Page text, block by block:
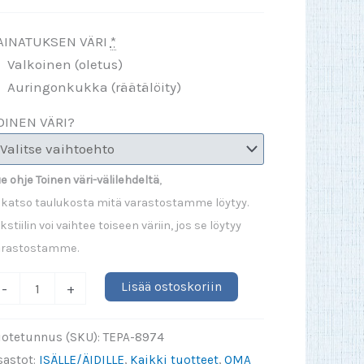
VÄRI *
Valkoinen (oletus)
Auringonkukka (räätälöity)
VÄRI?
ohje Toinen väri-välilehdeltä,
katso taulukosta mitä varastostamme löytyy.
voi vaihtee toiseen väriin, jos se löytyy
- + Lisää ostoskoriin
(SKU):TEPA-8974
ISÄLLE/ÄIDILLE, Kaikki tuotteet, OMA